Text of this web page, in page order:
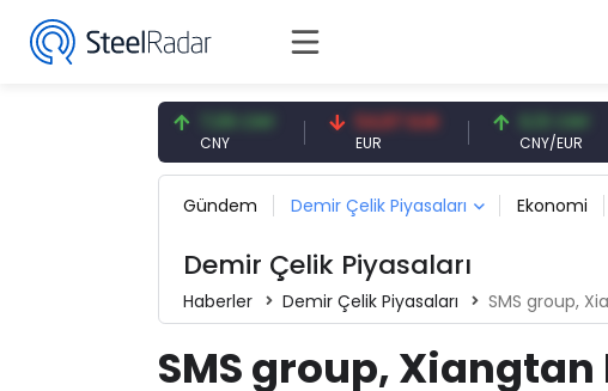
7,09 CNY 54,87 EUR
EUR
0,13 CNY
CNY/EUR
Gündem Demir Çelik Piyasaları Ekonomi
Demir Çelik Piyasaları
Haberler Demir Çelik Piyasaları SMS group, Xiangtan
SMS group,